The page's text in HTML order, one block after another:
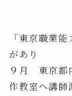
「東京職業
があり
９月 東京都
作教室へ講師